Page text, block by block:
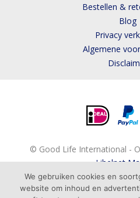
Bestellen &
Blog
Privacy
Algemene
© Good Life International -
Libelnet
We gebruiken cookies en
website om inhoud en